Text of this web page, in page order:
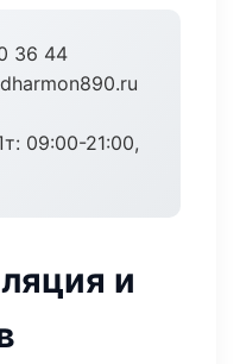
36 44
09:00-21:00,
и